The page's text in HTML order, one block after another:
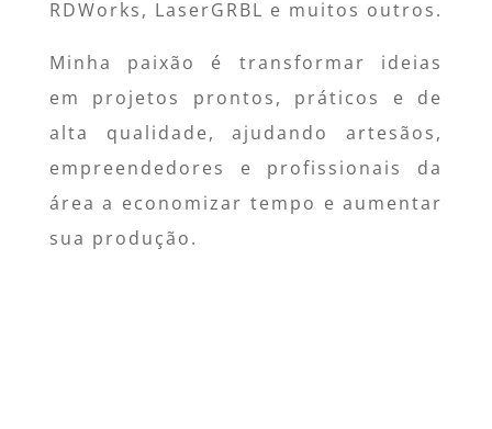
RDWorks, LaserGRBL e muitos outros.
Minha paixão é transformar ideias
em projetos prontos, práticos e de
alta qualidade, ajudando artesãos,
empreendedores e profissionais da
área a economizar tempo e aumentar
sua produção.